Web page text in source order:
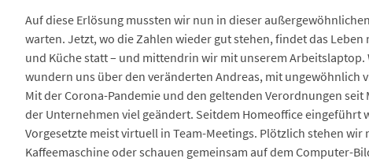
Auf diese Erlösung mussten wir nun in dieser
warten. Jetzt, wo die Zahlen wieder gut stehen, findet das
und Küche statt – und mittendrin wir mit unserem
wundern uns über den veränderten Andreas, mit ungewöhnlich
Mit der Corona-Pandemie und den geltenden Verordnungen seit
der Unternehmen viel geändert. Seitdem Homeoffice eingeführt
Vorgesetzte meist virtuell in Team-Meetings. Plötzlich stehen
Kaffeemaschine oder schauen gemeinsam auf dem Computer-